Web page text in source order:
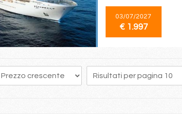
03/07/2027
€ 1.997
34 35 37 38 39 40